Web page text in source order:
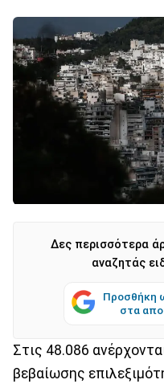
Δες περισσότερα
αναζητάς
Προσθήκη
στα
Στις 48.086
βεβαίωσης